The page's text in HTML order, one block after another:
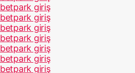
betpark giriş
betpark giriş
betpark giriş
betpark giriş
betpark giriş
betpark giriş
betpark giriş